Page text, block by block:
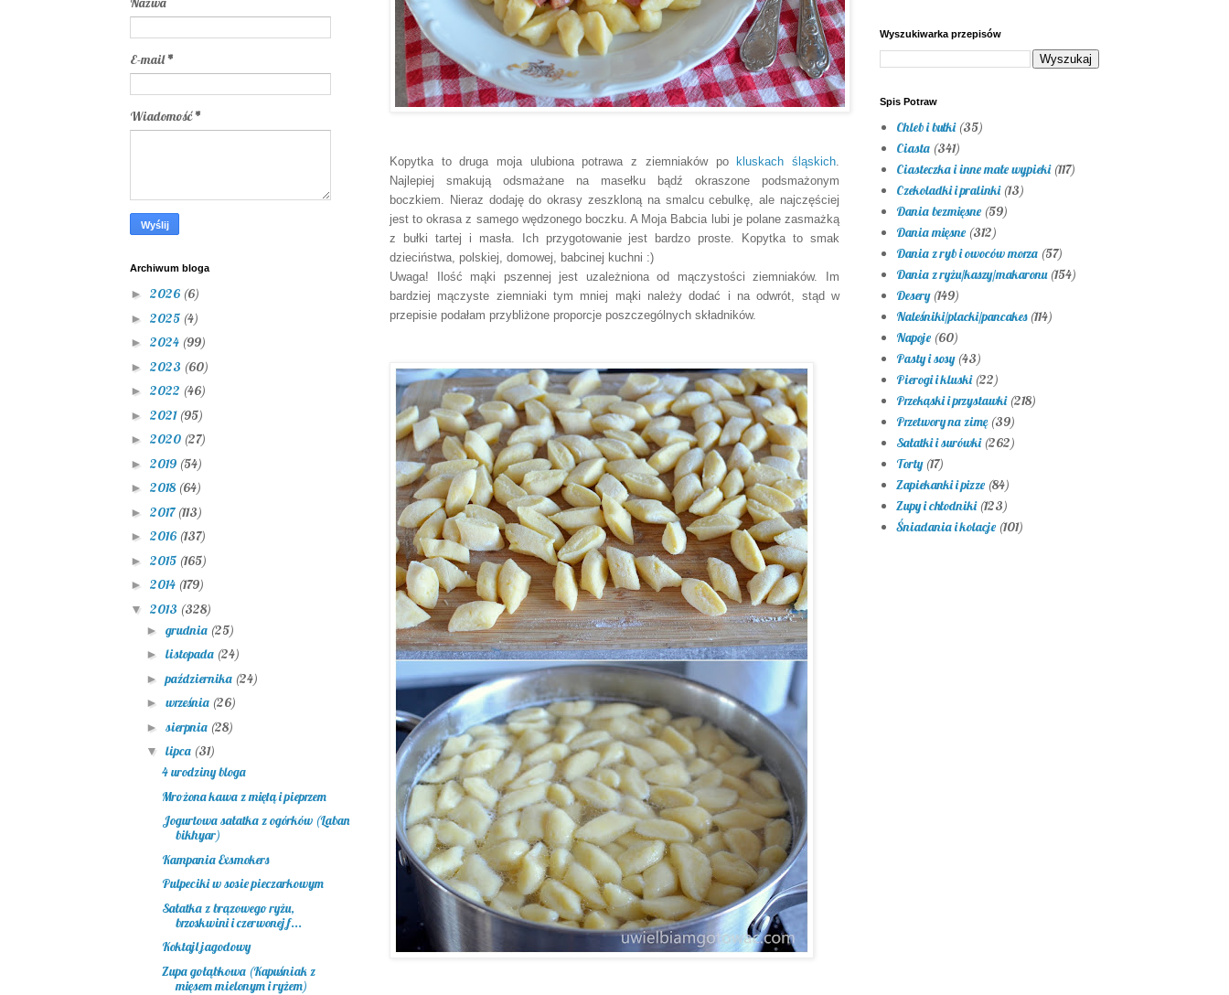
Kopytka to druga moja ulubiona potrawa z ziemniaków po kluskach śląskich.
Najlepiej smakują odsmażane na masełku bądź okraszone podsmażonym
boczkiem. Nieraz dodaję do okrasy zeszkloną na smalcu cebulkę, ale najczęściej
jest to okrasa z samego wędzonego boczku. A Moja Babcia lubi je polane zasmażką
z bułki tartej i masła. Ich przygotowanie jest bardzo proste. Kopytka to smak
dzieciństwa, polskiej, domowej, babcinej kuchni :)
Uwaga! Ilość mąki pszennej jest uzależniona od mączystości ziemniaków. Im
bardziej mączyste ziemniaki tym mniej mąki należy dodać i na odwrót, stąd w
przepisie podałam przybliżone proporcje poszczególnych składników.
E-mail*
Wiadomość*
Archiwum bloga
► 2026 (6)
► 2025 (4)
► 2024 (99)
► 2023 (60)
► 2022 (46)
► 2021 (95)
► 2020 (27)
► 2019 (54)
► 2018 (64)
► 2017(113)
► 2016 (137)
► 2015 (165)
► 2014 (179)
▼ 2013 (328)
► grudnia (25)
► listopada (24)
►października (24)
► września (26)
► sierpnia (28)
▼ lipca (31)
4 urodziny bloga
Mrożona kawa z miętą i pieprzem
Jogurtowa sałatka z ogórków (Laban
bikhyar)
Kampania Exsmokers
Pulpeciki w sosie pieczarkowym
Sałatka z brązowego ryżu,
brzoskwini i czerwonej f...
Koktajl jagodowy
Zupa gołąbkowa (Kapuśniak z
mięsem mielonym i ryżem)
Wyszukiwarka przepisów
Spis Potraw
Chleb i bułki (35)
Ciasta (341)
Ciasteczka i inne małe wypieki (117)
Czekoladki i pralinki (13)
Dania bezmięsne (59)
Dania mięsne (312)
Dania z ryb i owoców morza (57)
Dania z ryżu/kaszy/makaronu (154)
Desery (149)
Naleśniki/placki/pancakes (114)
Napoje (60)
Pasty i sosy (43)
Pierogi i kluski (22)
Przekąski i przystawki (218)
Przetwory na zimę (39)
Sałatki i surówki (262)
Torty (17)
Zapiekanki i pizze (84)
Zupy i chłodniki (123)
Śniadania i kolacje (101)